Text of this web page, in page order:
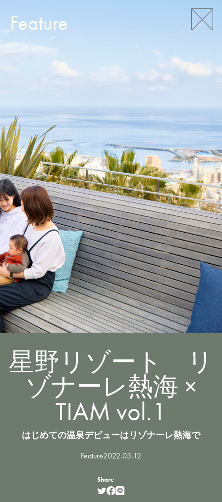
Feature
星野リゾート リ
ゾナーレ熱海 ×
TIAM vol.1
はじめての温泉デビューはリゾナーレ熱海で
Feature2022.03.12
Share